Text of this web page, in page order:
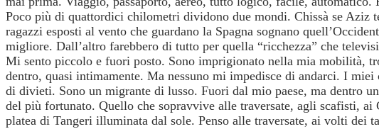
Poco più di quattordici chilometri dividono due mondi. Chissà se Aziz
ragazzi esposti al vento che guardano la Spagna sognano
migliore. Dall’altro farebbero di tutto per quella “ricchezza” che
Mi sento piccolo e fuori posto. Sono imprigionato nella mia mobilità,
dentro, quasi intimamente. Ma nessuno mi impedisce di andarci. I
di divieti. Sono un migrante di lusso. Fuori dal mio paese, ma dentro
del più fortunato. Quello che sopravvive alle traversate, agli scafisti,
platea di Tangeri illuminata dal sole. Penso alle traversate, ai volti dei